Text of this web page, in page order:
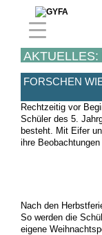
AKTUELLES:
FORSCHEN
Rechtzeitig vor
Schüler des 5.
besteht. Mit Eifer
ihre
Nach den
So werden die
eigene